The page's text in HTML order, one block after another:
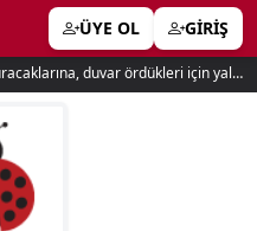
ÜYE OL GİRİŞ
Aşk köprü kurmaktır. insanlar köprü kuracaklarına, duvar ördükleri için yalnız kalırlar. newton